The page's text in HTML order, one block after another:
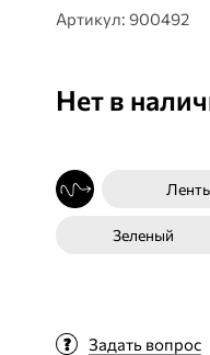
Артикул: 900492
Нет в
Зеленый
Задать вопрос